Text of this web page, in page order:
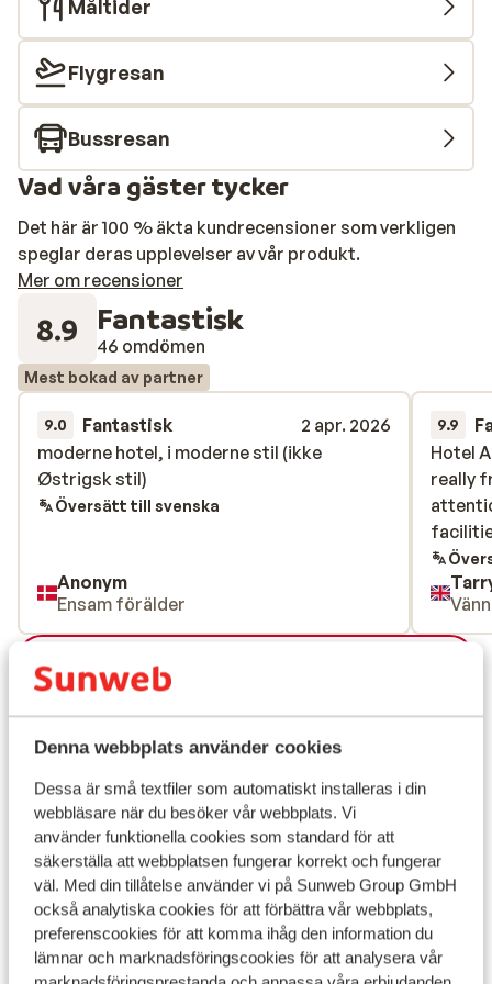
Denna webbplats använder cookies
Dessa är små textfiler som automatiskt installeras i din
webbläsare när du besöker vår webbplats. Vi
använder funktionella cookies som standard för att
säkerställa att webbplatsen fungerar korrekt och fungerar
väl. Med din tillåtelse använder vi på Sunweb Group GmbH
också analytiska cookies för att förbättra vår webbplats,
preferenscookies för att komma ihåg den information du
lämnar och marknadsföringscookies för att analysera vår
Måltider
Flygresan
Bussresan
Vad våra gäster tycker
Det här är 100 % äkta kundrecensioner som verkligen
speglar deras upplevelser av vår produkt.
Mer om recensioner
8.9 Fantastisk
46 omdömen
Mest bokad av partner
9.0 Fantastisk
2 apr. 2026
moderne hotel, i moderne stil (ikke
Østrigsk stil)
moderne hotel, i moderne stil (ikke
Østrigsk stil)
Översätt till svenska
Anonym
Ensam förälder
9.9
Hotel
really
Hotel
really
Läge
Visa på karta
I området